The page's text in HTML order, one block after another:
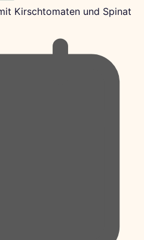
Kirschtomaten und Spinat